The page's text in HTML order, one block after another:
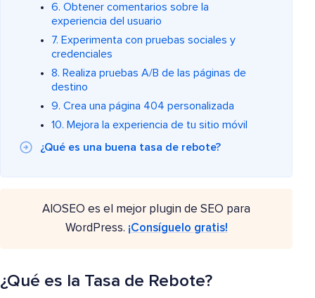
6. Obtener comentarios sobre la
experiencia del usuario
7. Experimenta con pruebas sociales y
credenciales
8. Realiza pruebas A/B de las páginas de
destino
9. Crea una página 404 personalizada
10. Mejora la experiencia de tu sitio móvil
¿Qué es una buena tasa de rebote?
AIOSEO es el mejor plugin de SEO para
WordPress. ¡Consíguelo gratis!
¿Qué es la Tasa de Rebote?